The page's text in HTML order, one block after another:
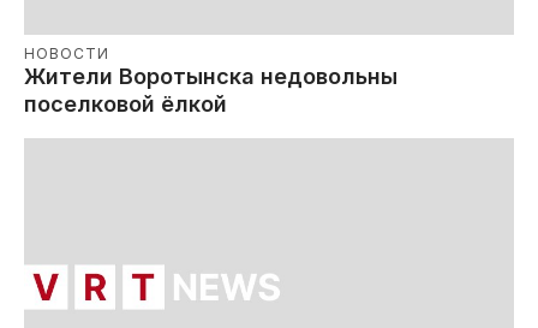
НОВОСТИ
Жители Воротынска недовольны
поселковой ёлкой